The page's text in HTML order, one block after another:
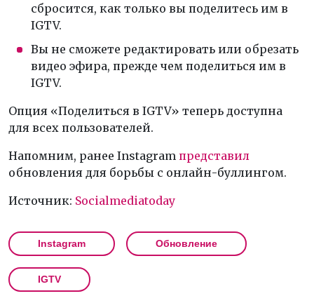
сбросится, как только вы поделитесь им в
IGTV.
Вы не сможете редактировать или обрезать
видео эфира, прежде чем поделиться им в
IGTV.
Опция «Поделиться в IGTV» теперь доступна
для всех пользователей.
Напомним, ранее Instagram представил
обновления для борьбы с онлайн-буллингом.
Источник: Socialmediatoday
Instagram Обновление
IGTV